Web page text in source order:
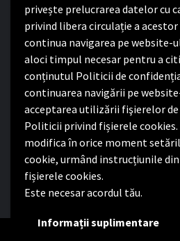
privește prelucrarea datelor cu
privind libera circulație a
continua navigarea pe website-
aloci timpul necesar pentru a
conținutul Politicii de
continuarea navigării pe
acceptarea utilizării fişierelor
Politicii privind fișierele cookies.
modifica în orice moment
cookie, urmând instrucțiunile
fișierele cookies.
Este necesar acordul tău.
Informații suplimentare
Vineri:8:00 – 14:00
Politica de
Politica de confidențialitate
Nota de informare privind
(UE) 2016/679
Termeni și condiții de utilizare